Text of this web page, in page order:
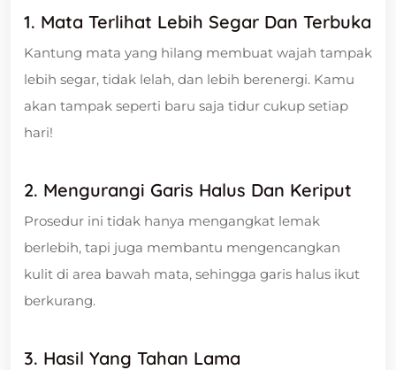
1. Mata Terlihat Lebih Segar Dan Terbuka
Kantung mata yang hilang membuat wajah tampak
lebih segar, tidak lelah, dan lebih berenergi. Kamu
akan tampak seperti baru saja tidur cukup setiap
hari!
2. Mengurangi Garis Halus Dan Keriput
Prosedur ini tidak hanya mengangkat lemak
berlebih, tapi juga membantu mengencangkan
kulit di area bawah mata, sehingga garis halus ikut
berkurang.
3. Hasil Yang Tahan Lama